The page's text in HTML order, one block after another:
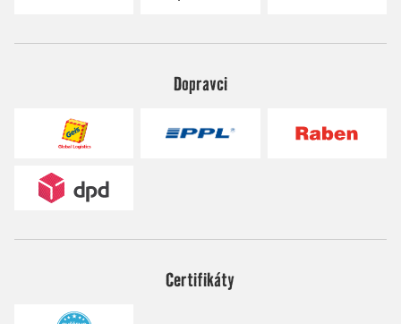
Dopravci
Certifikáty